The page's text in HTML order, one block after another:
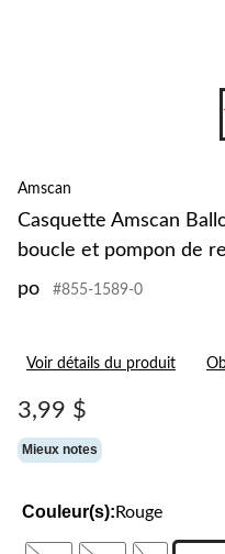
Amscan
Casquette Amscan
boucle et pompon de
po
#855-1589-0
Voir détails du produit
3,99 $
Mieux notes
Couleur(s): Rouge